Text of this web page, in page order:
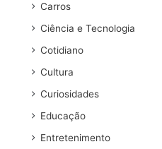
Carros
Ciência e Tecnologia
Cotidiano
Cultura
Curiosidades
Educação
Entretenimento